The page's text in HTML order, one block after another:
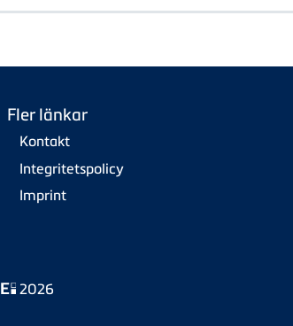
Fler länkar
Kontakt
Integritetspolicy
Imprint
2026